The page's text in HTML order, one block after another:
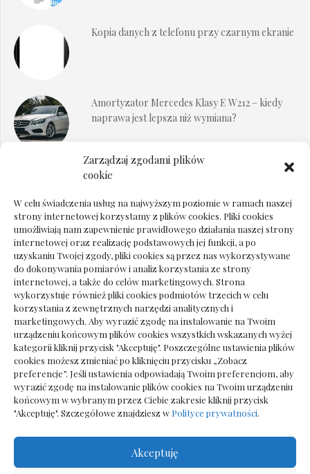
Zarządzaj zgodami plików
cookie
W celu świadczenia usług na najwyższym poziomie w ramach naszej
strony internetowej korzystamy z plików cookies. Pliki cookies
umożliwiają nam zapewnienie prawidłowego działania naszej strony
internetowej oraz realizację podstawowych jej funkcji, a po
uzyskaniu Twojej zgody, pliki cookies są przez nas wykorzystywane
do dokonywania pomiarów i analiz korzystania ze strony
internetowej, a także do celów marketingowych. Strona
wykorzystuje również pliki cookies podmiotów trzecich w celu
korzystania z zewnętrznych narzędzi analitycznych i
marketingowych. Aby wyrazić zgodę na instalowanie na Twoim
urządzeniu końcowym plików cookies wszystkich wskazanych wyżej
kategorii kliknij przycisk "Akceptuję". Poszczególne ustawienia plików
cookies możesz zmieniać po kliknięciu przycisku „Zobacz
preferencje”. Jeśli ustawienia odpowiadają Twoim preferencjom, aby
wyrazić zgodę na instalowanie plików cookies na Twoim urządzeniu
końcowym w wybranym przez Ciebie zakresie kliknij przycisk
"Akceptuję". Szczegółowe znajdziesz w Polityce prywatności.
Akceptuję
Kopia danych z telefonu przy czarnym ekranie
Amortyzator Mercedes Klasy E W212 – kiedy
naprawa jest lepsza niż wymiana?
Ile kosztuje psychoterapeuta prywatnie: cena
Dokumenty do odbioru przy zmianie biura
rachunkowego